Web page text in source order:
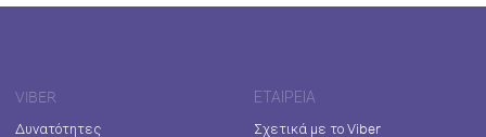
VIBER
Δυνατότητες
ΕΤΑΙΡΕΊΑ
Σχετικά με το Viber